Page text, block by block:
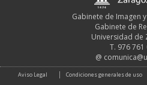
Gabinete de Imagen
Gabinete de
Universidad de
T. 976 761
@
Aviso Legal Condiciones generales de uso